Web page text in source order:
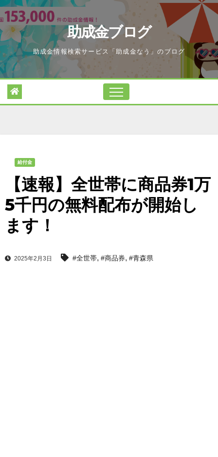
Skip
to
content
助成金ブログ
助成金情報検索サービス「助成金なう」のブログ
給付金
【速報】全世帯に商品券1万
5千円の無料配布が開始し
ます！
2025年2月3日 #全世帯, #商品券, #青森県